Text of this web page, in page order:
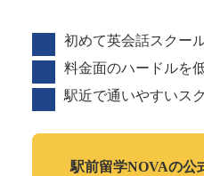
初めて英会話スクー
料金面のハードルを
駅近で通いやすいス
駅前留学NOVAの公